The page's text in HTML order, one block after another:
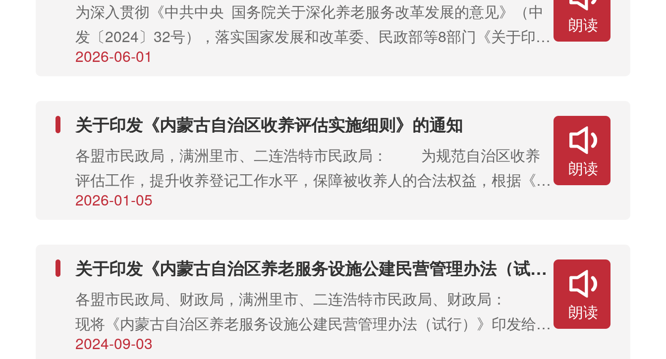
为深入贯彻《中共中央 国务院关于深化养老服务改革发展的意见》（中
发〔2024〕32号），落实国家发展和改革委、民政部等8部门《关于印发
<促进普惠养老服务高质量发展的若干措施>的通知》（发改体改
2026-06-01
朗读
关于印发《内蒙古自治区收养评估实施细则》的通知
各盟市民政局，满洲里市、二连浩特市民政局： 为规范自治区收养
评估工作，提升收养登记工作水平，保障被收养人的合法权益，根据《民
政部关于收养评估办法（试行）的通知》要求，结合我区收养工作实际，
2026-01-05
朗读
关于印发《内蒙古自治区养老服务设施公建民营管理办法（试
各盟市民政局、财政局，满洲里市、二连浩特市民政局、财政局：
现将《内蒙古自治区养老服务设施公建民营管理办法（试行）》印发给你
们，请遵照执行。 附件：《内蒙古自治区养老服务设施公建民营管
2024-09-03
朗读